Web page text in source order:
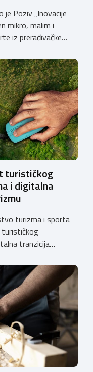
Poziv „Inovacije
mikro, malim i
iz prerađivačke
poslovnih
2021. – 2027. Cilj
procesa i
turističkog
i digitalna
turizma i sporta
turističkog
tranzicija
3.403.640,00 €.
gospodarstva
djelatnosti,
su registrirana